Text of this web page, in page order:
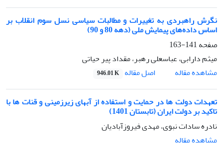
نگرش راهبردی به تغییرات و مطالبات سیاسی نسل سوم انقلاب بر
اساس داده‌های پیمایش ملی (دهه 80 و 90)
صفحه141-163
میثم دارابی، عباسعلی رهبر، مقداد پیر حیاتی
مشاهده مقاله
اصل مقاله 946.01 K
تعهدات دولت ها در حمایت و استفاده از آبهای زیرزمینی و قنات ها با
تاکید بر دولت ایران (تابستان 1401)
نادره سادات نبوی، مهدی فیروزآبادیان
مشاهده مقاله